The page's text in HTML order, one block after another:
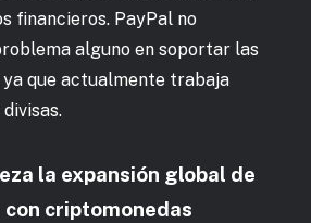
financieros. PayPal no
alguno en soportar las
que actualmente trabaja
la expansión global de
con criptomonedas